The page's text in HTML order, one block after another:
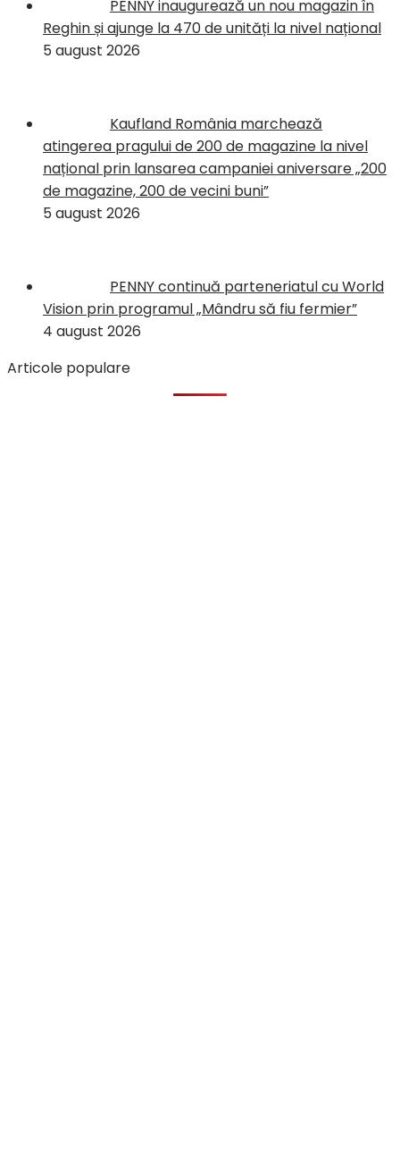
PENNY inaugurează un nou magazin în
Reghin și ajunge la 470 de unități la nivel național
5 august 2026
Kaufland România marchează
atingerea pragului de 200 de magazine la nivel
național prin lansarea campaniei aniversare „200
de magazine, 200 de vecini buni”
5 august 2026
PENNY continuă parteneriatul cu World
Vision prin programul „Mândru să fiu fermier”
4 august 2026
Articole populare